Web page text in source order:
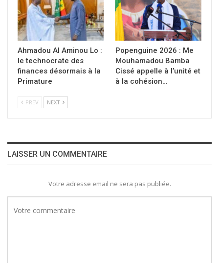
Ahmadou Al Aminou Lo :
le technocrate des
finances désormais à la
Primature
Popenguine 2026 : Me
Mouhamadou Bamba
Cissé appelle à l’unité et
à la cohésion…
PREV NEXT
LAISSER UN COMMENTAIRE
Votre adresse email ne sera pas publiée.